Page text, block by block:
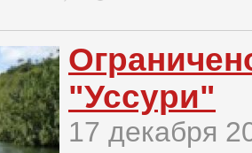
"Уссури"
17 декабря